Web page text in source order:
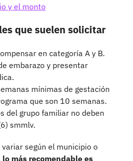
y el monto
que suelen solicitar
en categoría A y B.
embarazo y presentar
mínimas de gestación
que son 10 semanas.
del grupo familiar no deben
smmlv.
según el municipio o
lo más recomendable es